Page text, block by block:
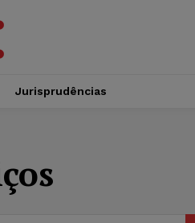
Jurisprudências